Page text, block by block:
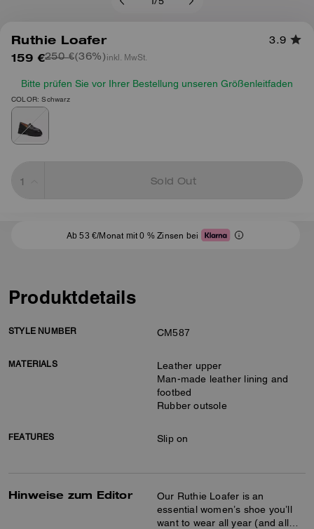
/5
Ruthie Loafer 3.9
159 €250 €(36%) inkl. MwSt.
Bitte prüfen Sie vor Ihrer Bestellung unseren Größenleitfaden
COLOR: Schwarz
Sold Out
Ab 53 €/Monat mit 0 % Zinsen bei
Produktdetails
STYLE NUMBER CM587
MATERIALS
Leather upper
Man-made leather lining and
footbed
Rubber outsole
FEATURES Slip on
Hinweise zum Editor
Our Ruthie Loafer is an
essential women’s shoe you’ll
want to wear all year (and all